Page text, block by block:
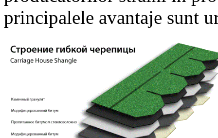
principalele avantaje sunt